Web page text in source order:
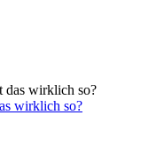
wirklich so?